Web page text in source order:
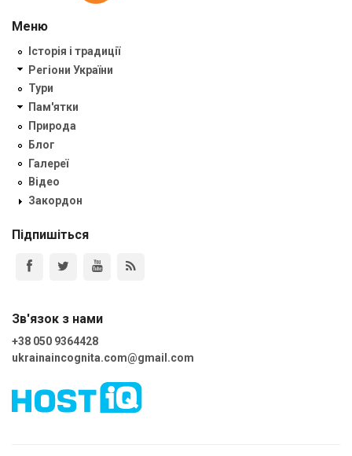
Меню
Історія і традиції
Регіони України
Тури
Пам'ятки
Природа
Блог
Галереї
Відео
Закордон
Підпишіться
Зв'язок з нами
+38 050 9364428
ukrainaincognita.com@gmail.com